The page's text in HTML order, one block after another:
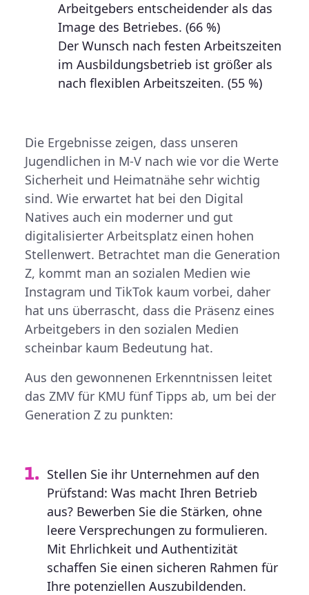
Arbeitgebers entscheidender als das
Image des Betriebes. (66 %)
Der Wunsch nach festen Arbeitszeiten
im Ausbildungsbetrieb ist größer als
nach flexiblen Arbeitszeiten. (55 %)
Die Ergebnisse zeigen, dass unseren
Jugendlichen in M-V nach wie vor die Werte
Sicherheit und Heimatnähe sehr wichtig
sind. Wie erwartet hat bei den Digital
Natives auch ein moderner und gut
digitalisierter Arbeitsplatz einen hohen
Stellenwert. Betrachtet man die Generation
Z, kommt man an sozialen Medien wie
Instagram und TikTok kaum vorbei, daher
hat uns überrascht, dass die Präsenz eines
Arbeitgebers in den sozialen Medien
scheinbar kaum Bedeutung hat.
Aus den gewonnenen Erkenntnissen leitet
das ZMV für KMU fünf Tipps ab, um bei der
Generation Z zu punkten:
Stellen Sie ihr Unternehmen auf den
Prüfstand: Was macht Ihren Betrieb
aus? Bewerben Sie die Stärken, ohne
leere Versprechungen zu formulieren.
Mit Ehrlichkeit und Authentizität
schaffen Sie einen sicheren Rahmen für
Ihre potenziellen Auszubildenden.